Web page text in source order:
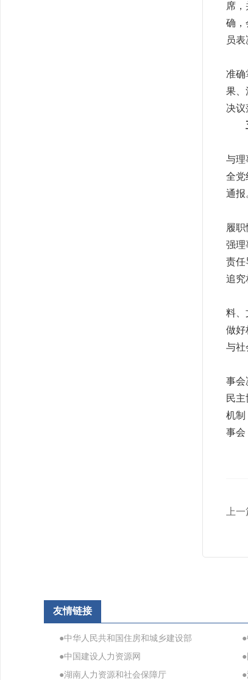
席
确，
员
准确
果、
决议
与理
全党
通报
履
强理
责任
追究
料、
做好
与社
事会
民
机制
事会
上一
友情链接
●中华人民共和国住房和城乡建设部
●中国建设人力资源网
●湖南人力资源和社会保障厅